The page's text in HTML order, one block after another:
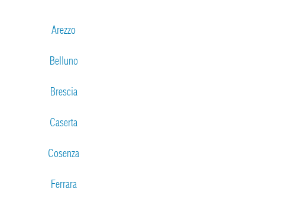
Arezzo
Belluno
Brescia
Caserta
Cosenza
Ferrara